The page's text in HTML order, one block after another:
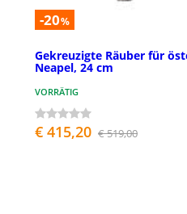
-20%
Gekreuzigte Räuber für
Neapel, 24 cm
VORRÄTIG
€ 415,20 € 519,00